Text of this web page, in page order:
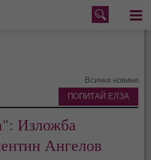
Меню
Всички новини
Изложба
Ангелов
ПОПИТАЙ ЕЛЗА